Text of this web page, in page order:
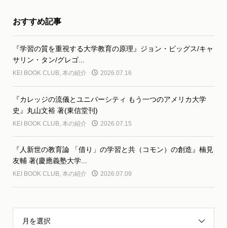
おすすめ記事
『学習の質を重視する大学教育の原理』ジョン・ビッグス/キャ
サリン・タン/グレゴ...
KEI BOOK CLUB, 本の紹介 2026.07.16
『カレッジの流儀とユニバーシティ もう一つのアメリカ大学
史』丸山文裕 著(東信堂刊)
KEI BOOK CLUB, 本の紹介 2026.07.15
『人新世の教育論 「借り」の学習と共（コモン）の創造』楠見
友輔 著(慶應義塾大学...
KEI BOOK CLUB, 本の紹介 2026.07.09
月を選択